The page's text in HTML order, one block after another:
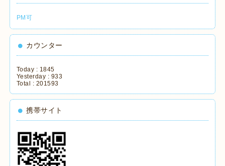
PM可
カウンター
Today : 1845
Yesterday : 933
Total : 201593
携帯サイト